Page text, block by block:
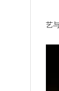
艺